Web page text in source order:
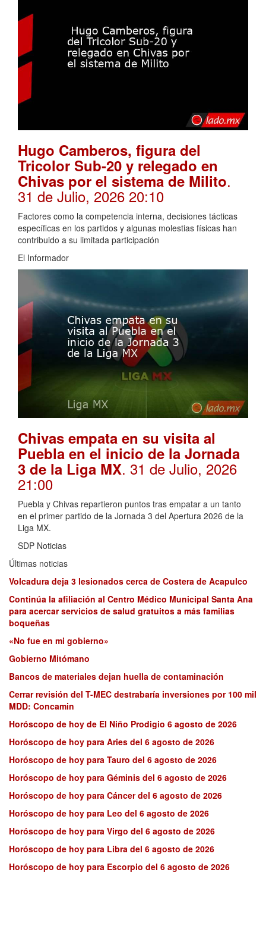
Hugo Camberos, figura del
Tricolor Sub-20 y relegado en
Chivas por el sistema de Milito.
31 de Julio, 2026 20:10
Factores como la competencia interna, decisiones tácticas
específicas en los partidos y algunas molestias físicas han
contribuido a su limitada participación
El Informador
Chivas empata en su visita al
Puebla en el inicio de la Jornada
3 de la Liga MX. 31 de Julio, 2026
21:00
Puebla y Chivas repartieron puntos tras empatar a un tanto
en el primer partido de la Jornada 3 del Apertura 2026 de la
Liga MX.
SDP Noticias
Últimas noticias
Volcadura deja 3 lesionados cerca de Costera de Acapulco
Continúa la afiliación al Centro Médico Municipal Santa Ana
para acercar servicios de salud gratuitos a más familias
boqueñas
«No fue en mi gobierno»
Gobierno Mitómano
Bancos de materiales dejan huella de contaminación
Cerrar revisión del T-MEC destrabaría inversiones por 100 mil
MDD: Concamin
Horóscopo de hoy de El Niño Prodigio 6 agosto de 2026
Horóscopo de hoy para Aries del 6 agosto de 2026
Horóscopo de hoy para Tauro del 6 agosto de 2026
Horóscopo de hoy para Géminis del 6 agosto de 2026
Horóscopo de hoy para Cáncer del 6 agosto de 2026
Horóscopo de hoy para Leo del 6 agosto de 2026
Horóscopo de hoy para Virgo del 6 agosto de 2026
Horóscopo de hoy para Libra del 6 agosto de 2026
Horóscopo de hoy para Escorpio del 6 agosto de 2026